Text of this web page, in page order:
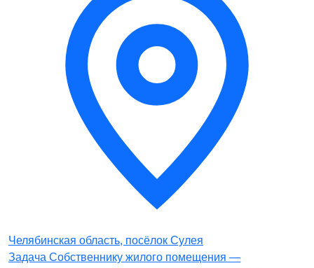
Челябинская область, посёлок Сулея
Задача Собственнику жилого помещения —